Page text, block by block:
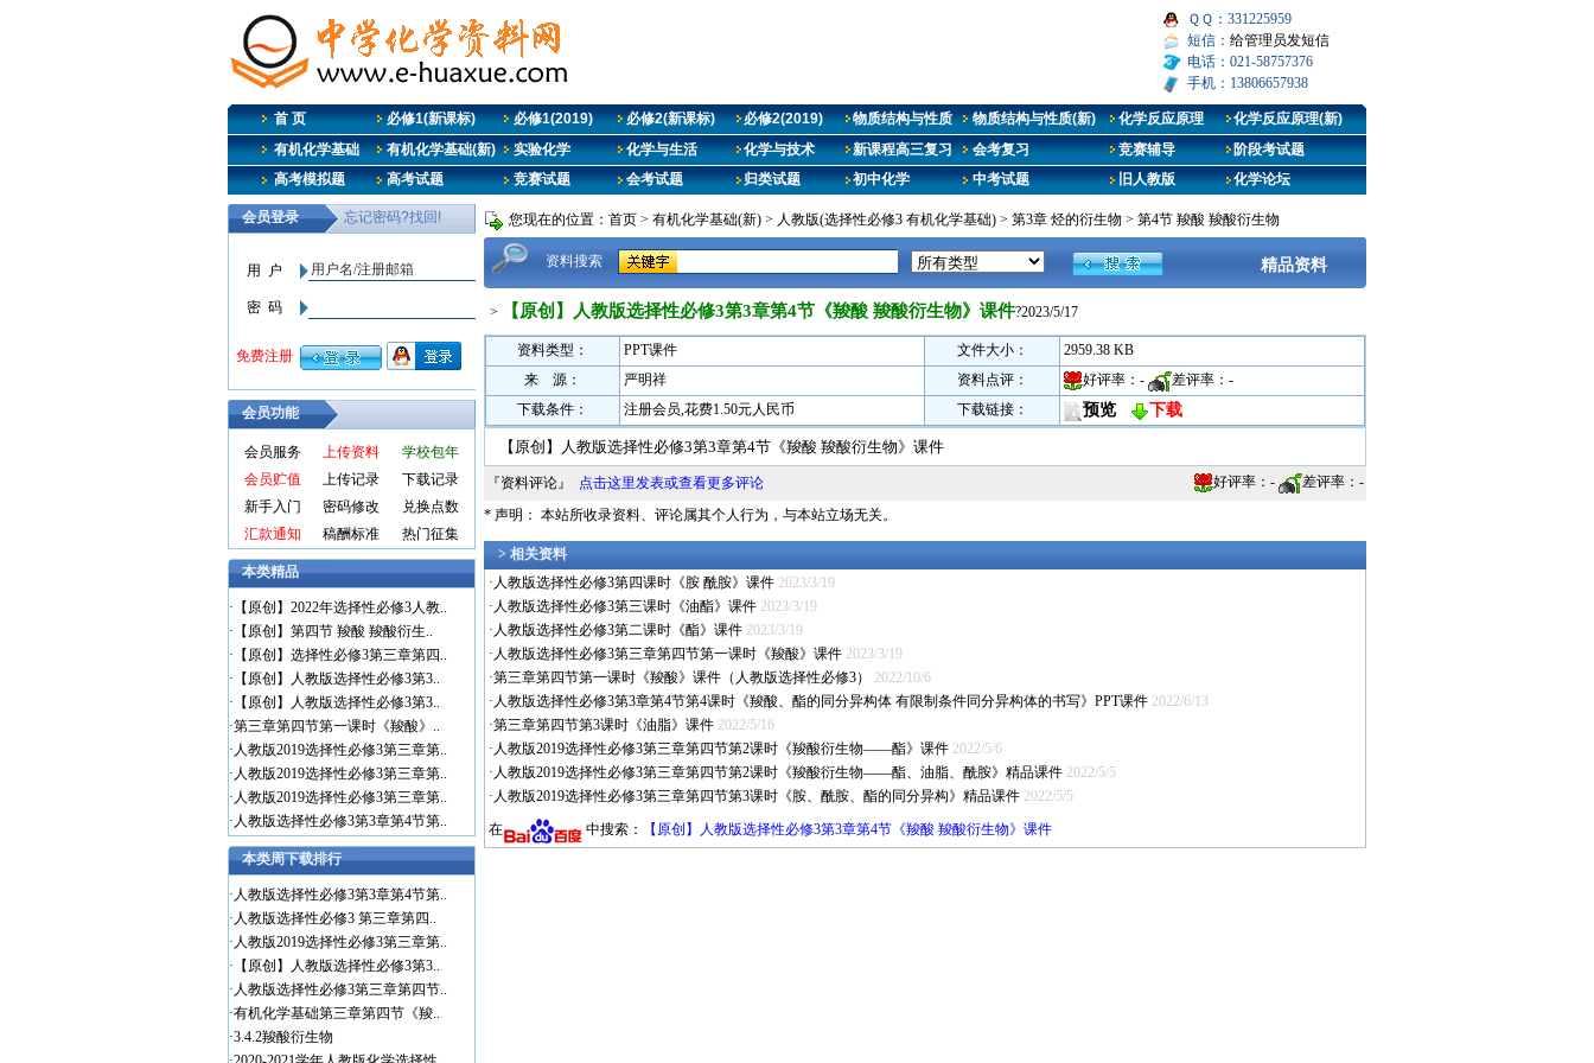
ＱＱ：331225959
短信： 给管理员发短信
电话：021-58757376
手机：13806657938
首 页 必修1(新课标) 必修1(2019) 必修2(新课标) 必修2(2019) 物质结构与性质 物质结构与性质(新) 化学反应原理
化学反应原理(新)
有机化学基础
有机化学基础(新) 实验化学 化学与生活 化学与技术 新课程高三复习 会考复习 竞赛辅导
阶段考试题
高考模拟题
高考试题 竞赛试题 会考试题 归类试题 初中化学 中考试题 旧人教版 化学论坛
会员功能
会员服务 上传资料
学校包年
会员贮值
上传记录
下载记录
新手入门
密码修改
兑换点数
汇款通知
稿酬标准 热门征集
本类精品
· 【原创】2022年选择性必修3人教..
· 【原创】第四节 羧酸 羧酸衍生..
· 【原创】选择性必修3第三章第四..
· 【原创】人教版选择性必修3第3..
· 【原创】人教版选择性必修3第3..
·第三章第四节第一课时《羧酸》..
· 人教版2019选择性必修3第三章第..
· 人教版2019选择性必修3第三章第..
· 人教版2019选择性必修3第三章第..
· 人教版选择性必修3第3章第4节第..
本类周下载排行
· 人教版选择性必修3第3章第4节第..
· 人教版选择性必修3 第三章第四..
· 人教版2019选择性必修3第三章第..
· 【原创】人教版选择性必修3第3..
· 人教版选择性必修3第三章第四节..
·有机化学基础第三章第四节《羧..
·3.4.2羧酸衍生物
您现在的位置： 首页 > 有机化学基础(新) > 人教版(选择性必修3 有机化学基础) > 第3章 烃的衍生物 > 第4节 羧酸 羧酸衍生物
资料搜索 精品资料
> 【原创】人教版选择性必修3第3章第4节《羧酸 羧酸衍生物》课件?2023/5/17
资料类型： PPT课件 文件大小：
2959.38 KB
来 源：
严明祥 资料点评： 好评率： - 差评率： -
下载条件：
注册会员,花费1.50元人民币 下载链接： 预览 下载
【原创】人教版选择性必修3第3章第4节《羧酸 羧酸衍生物》课件
『资料评论』 点击这里发表或查看更多评论 好评率： - 差评率： -
* 声明： 本站所收录资料、评论属其个人行为，与本站立场无关。
> 相关资料
· 人教版选择性必修3第四课时《胺 酰胺》课件 2023/3/19
· 人教版选择性必修3第三课时《油酯》课件 2023/3/19
· 人教版选择性必修3第二课时《酯》课件 2023/3/19
· 人教版选择性必修3第三章第四节第一课时《羧酸》课件 2023/3/19
·第三章第四节第一课时《羧酸》课件（人教版选择性必修3）
2022/10/6
· 人教版选择性必修3第3章第4节第4课时《羧酸、酯的同分异构体 有限制条件同分异构体的书写》PPT课件 2022/6/13
·第三章第四节第3课时《油脂》课件 2022/5/16
· 人教版2019选择性必修3第三章第四节第2课时《羧酸衍生物——酯》课件 2022/5/6
· 人教版2019选择性必修3第三章第四节第2课时《羧酸衍生物——酯、油脂、酰胺》精品课件 2022/5/5
· 人教版2019选择性必修3第三章第四节第3课时《胺、酰胺、酯的同分异构》精品课件 2022/5/5
在
中搜索： 【原创】人教版选择性必修3第3章第4节《羧酸 羧酸衍生物》课件